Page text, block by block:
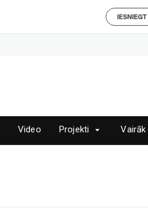
Video Projekti Vairāk